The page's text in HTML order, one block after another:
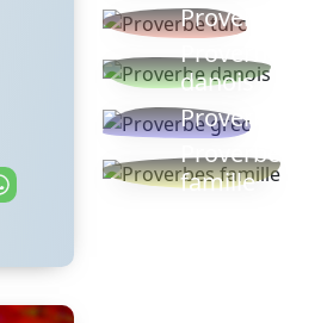
Proverbe turc
Proverbe
danois
Proverbe grec
Proverbes
famille